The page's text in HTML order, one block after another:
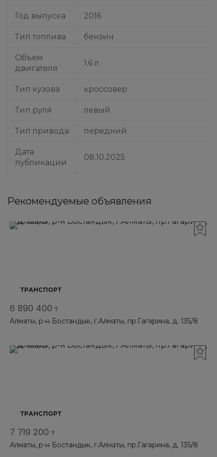
Год выпуска 2016
Тип топлива бензин
Объем
двигателя
1.6 л
Тип кузова кроссовер
Тип руля левый
Тип привода передний
Дата
публикации
08.10.2025
Рекомендуемые объявления
ТРАНСПОРТ
6 890 400 ₸
Алматы, р-н Бостандык, г.Алматы, пр.Гагарина, д. 135/8
ТРАНСПОРТ
7 719 200 ₸
Алматы, р-н Бостандык, г.Алматы, пр.Гагарина, д. 135/8